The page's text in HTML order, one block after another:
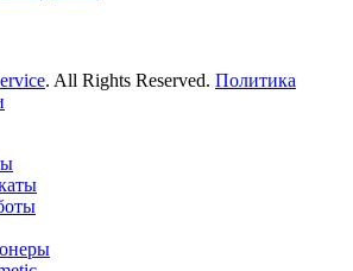
. All Rights Reserved. Политика